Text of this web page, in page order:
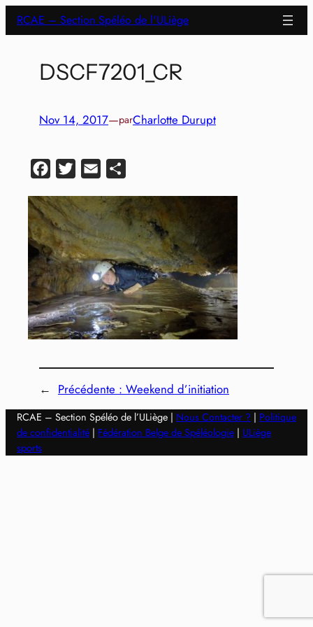
Aller
au
RCAE – Section Spéléo de l'ULiège
DSCF7201_CR
Nov 14, 2017—parCharlotte Durupt
Facebook
Twitter Email
← Précédente : Weekend d’initiation
RCAE – Section Spéléo de l’ULiège | Nous Contacter ? | Politique
de confidentialité | Fédération Belge de Spéléologie | ULiège
sports